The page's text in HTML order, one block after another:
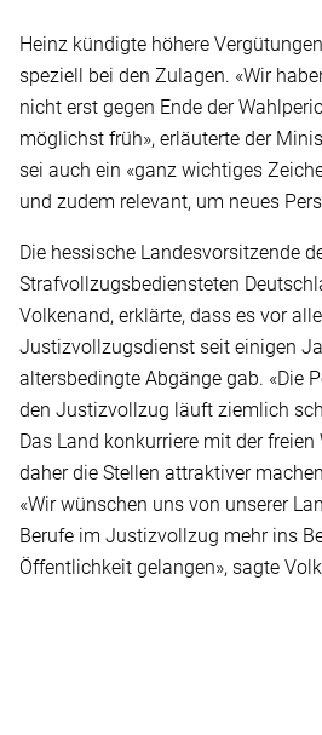
Heinz kündigte höhere
speziell bei den Zulagen. «Wir
nicht erst gegen Ende der
möglichst früh», erläuterte der
sei auch ein «ganz wichtiges
und zudem relevant, um neues
Die hessische Landesvorsitzende
Strafvollzugsbediensteten
Volkenand, erklärte, dass es vor
Justizvollzugsdienst seit einigen
altersbedingte Abgänge gab. «Die
den Justizvollzug läuft ziemlich
Das Land konkurriere mit der
daher die Stellen attraktiver
«Wir wünschen uns von unserer
Berufe im Justizvollzug mehr ins
Öffentlichkeit gelangen», sagte